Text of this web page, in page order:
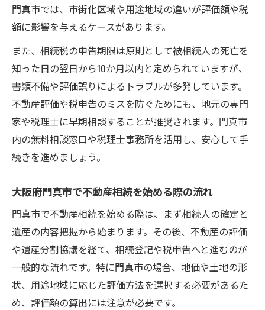
ト
不動産相続の税申告に強い専門家の選び方
大阪府門真市における不動産相続の注意点
門真市ならではの不動産相続の留意事項
不動産相続の手続きで気を付けたい落とし
穴
相続税と不動産相続の地域特有の注意点
門真市で起こりやすい相続トラブルを防ぐ
には
不動産相続時に門真市で確認すべきポイン
専門家と進める税申告が安心への近道
不動産相続で専門家を頼るメリットと活用
法
税申告と不動産相続で頼れる専門家の特徴
税理士と連携して進める不動産相続の手順
門真市では、市街化区域や用途地域の違いが評価額や税
額に影響を与えるケースがあります。
また、相続税の申告期限は原則として被相続人の死亡を
知った日の翌日から10か月以内と定められていますが、
書類不備や評価誤りによるトラブルが多発しています。
不動産評価や税申告のミスを防ぐためにも、地元の専門
家や税理士に早期相談することが推奨されます。門真市
内の無料相談窓口や税理士事務所を活用し、安心して手
続きを進めましょう。
大阪府門真市で不動産相続を始める際の流れ
門真市で不動産相続を始める際は、まず相続人の確定と
遺産の内容把握から始まります。その後、不動産の評価
や遺産分割協議を経て、相続登記や税申告へと進むのが
一般的な流れです。特に門真市の場合、地価や土地の形
状、用途地域に応じた評価方法を選択する必要があるた
め、評価額の算出には注意が必要です。